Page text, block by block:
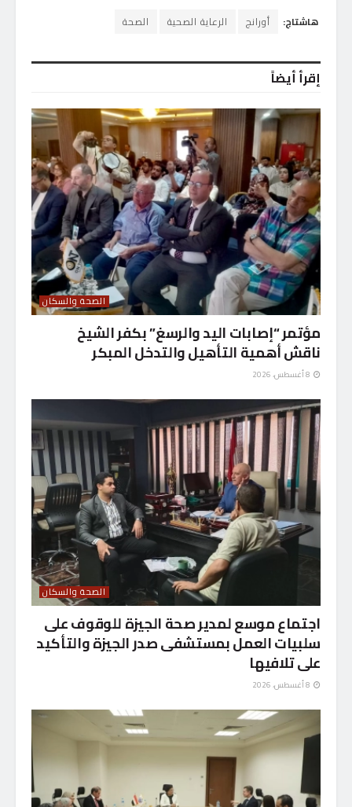
هاشتاج: أورانج الرعاية الصحية الصحة
إقرأ أيضاً
الصحة والسكان
مؤتمر “إصابات اليد والرسغ” بكفر الشيخ
ناقش أهمية التأهيل والتدخل المبكر
الصحة والسكان
اجتماع موسع لمدير صحة الجيزة للوقوف على
سلبيات العمل بمستشفى صدر الجيزة والتأكيد
على تلافيها